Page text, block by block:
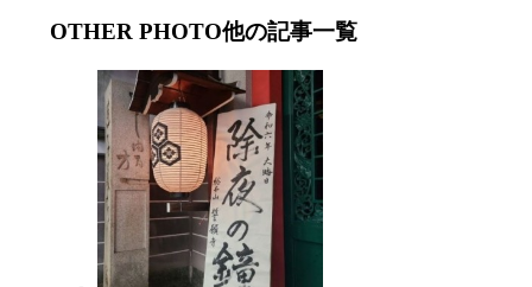
OTHER PHOTO他の記事一覧